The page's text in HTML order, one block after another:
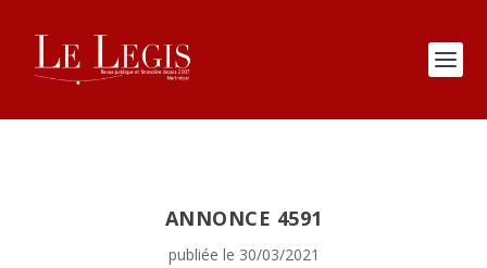
ANNONCE 4591
publiée le 30/03/2021